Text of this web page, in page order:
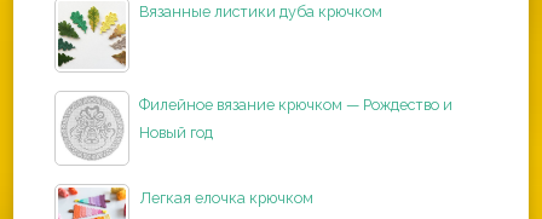
Вязанные листики дуба крючком
Филейное вязание крючком — Рождество и
Новый год
Легкая елочка крючком